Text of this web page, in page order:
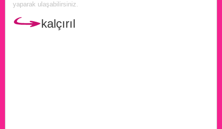
yaparak ulaşabilirsiniz.
kalçırıl